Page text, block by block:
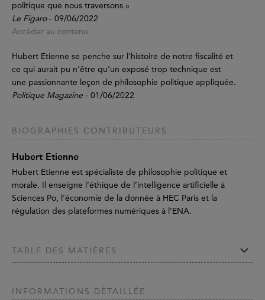
politique que nous traversons »
Le Figaro- 09/06/2022
Accéder au contenu
Hubert Etienne se penche sur l’histoire de notre fiscalité et
ce qui aurait pu n'être qu’un exposé trop technique est
une passionnante leçon de philosophie politique appliquée.
Politique Magazine - 01/06/2022
BIOGRAPHIES CONTRIBUTEURS
Hubert Etienne
Hubert Etienne est spécialiste de philosophie politique et
morale. Il enseigne l’éthique de l’intelligence artificielle à
Sciences Po, l’économie de la donnée à HEC Paris et la
régulation des plateformes numériques à l’ENA.
TABLE DES MATIÈRES
INFORMATIONS DÉTAILLÉE